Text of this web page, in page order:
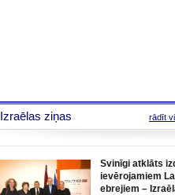
Izraēlas ziņas rādīt
Svinīgi atklāts
ievērojamiem
ebrejiem –